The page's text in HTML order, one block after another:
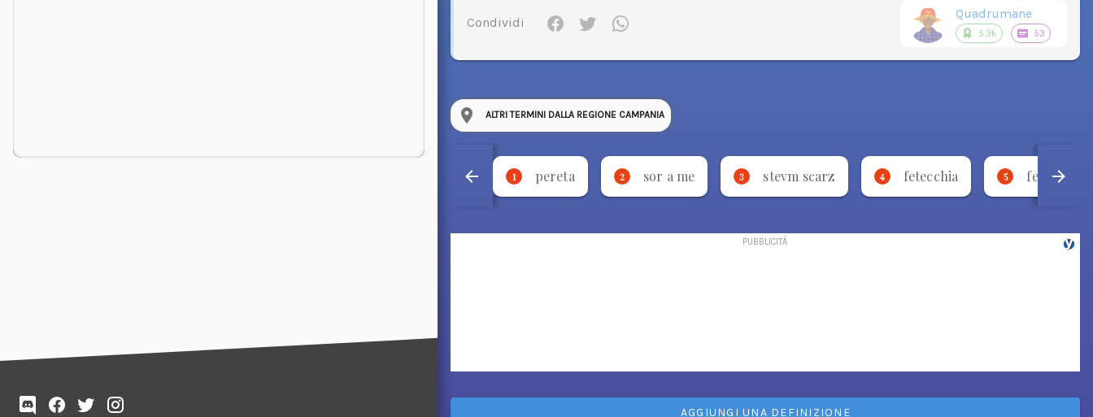
Condividi
Quadrumane
5.3k 53
ALTRI TERMINI DALLA REGIONE CAMPANIA
1 pereta 2 sor a me 3 stevm scarz 4 fetecchia 5 fetecchia
AGGIUNGI UNA DEFINIZIONE